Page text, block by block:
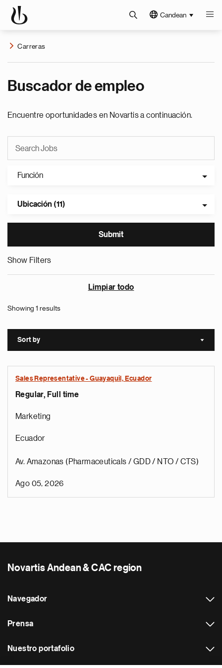
Candean
Carreras
Buscador de empleo
Encuentre oportunidades en Novartis a continuación.
Función
Ubicación (11)
Show Filters
Limpiar todo
Showing 1 results
Sort by Sort
Sales Representative - Guayaquil, Ecuador
Regular, Full time
Marketing
Ecuador
Av. Amazonas (Pharmaceuticals / GDD / NTO / CTS)
Ago 05, 2026
Novartis Andean & CAC region
Navegador
Prensa
Nuestro portafolio